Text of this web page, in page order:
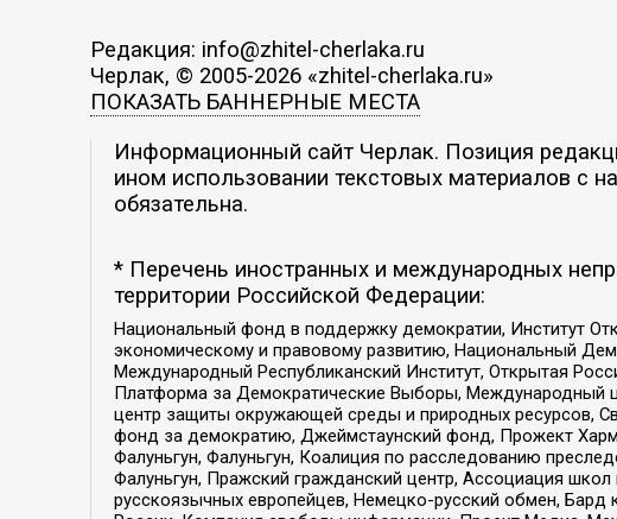
Редакция: info@zhitel-cherlaka.ru
Черлак, © 2005-2026 «zhitel-cherlaka.ru»
ПОКАЗАТЬ БАННЕРНЫЕ МЕСТА
Информационный сайт Черлак. Позиция
ином использовании текстовых материалов с
обязательна.
* Перечень иностранных и международных
территории Российской Федерации:
Национальный фонд в поддержку демократии, Институт
экономическому и правовому развитию, Национальный
Международный Республиканский Институт, Открытая
Платформа за Демократические Выборы, Международный
центр защиты окружающей среды и природных ресурсов,
фонд за демократию, Джеймстаунский фонд, Прожект
Фалуньгун, Фалуньгун, Коалиция по расследованию
Фалуньгун, Пражский гражданский центр, Ассоциация
русскоязычных европейцев, Немецко-русский обмен,